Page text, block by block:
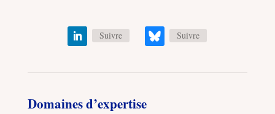
Suivre Suivre
Domaines d’expertise